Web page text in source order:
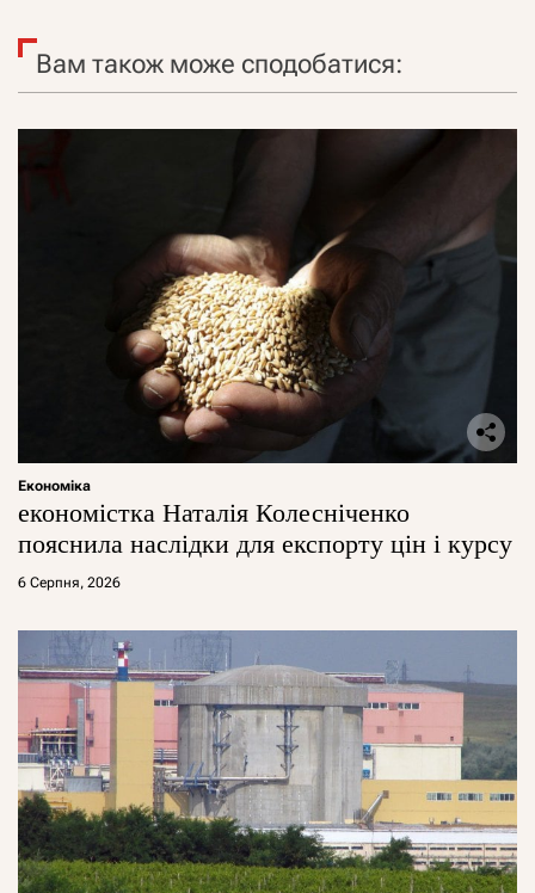
Вам також може сподобатися:
Економіка
економістка Наталія Колесніченко
пояснила наслідки для експорту цін і курсу
6 Серпня, 2026